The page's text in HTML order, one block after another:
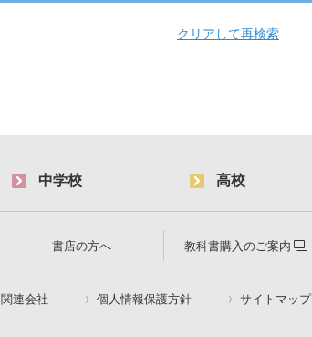
クリアして再検索
中学校 高校
書店の方へ 教科書購入のご案内
関連会社 個人情報保護方針 サイトマップ